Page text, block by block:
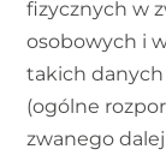
fizycznych w
osobowych i
takich
(ogólne
zwanego dalej